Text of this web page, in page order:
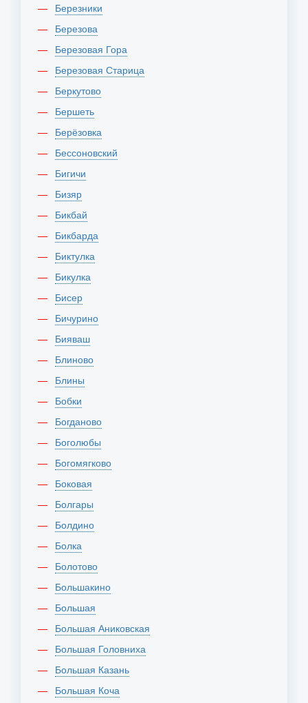
Березники
Березова
Березовая Гора
Березовая Старица
Беркутово
Бершеть
Берёзовка
Бессоновский
Бигичи
Бизяр
Бикбай
Бикбарда
Биктулка
Бикулка
Бисер
Бичурино
Бияваш
Блиново
Блины
Бобки
Богданово
Боголюбы
Богомягково
Боковая
Болгары
Болдино
Болка
Болотово
Большакино
Большая
Большая Аниковская
Большая Головниха
Большая Казань
Большая Коча